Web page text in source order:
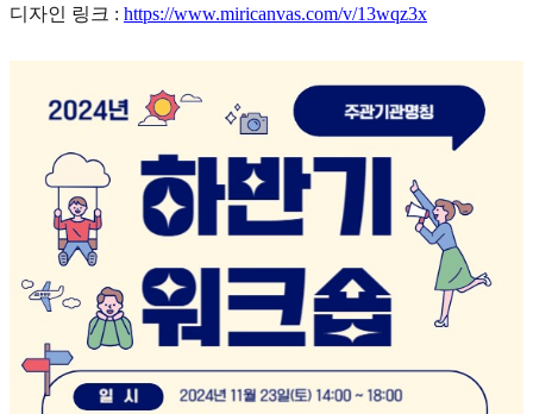
디자인 링크 : https://www.miricanvas.com/v/13wqz3x